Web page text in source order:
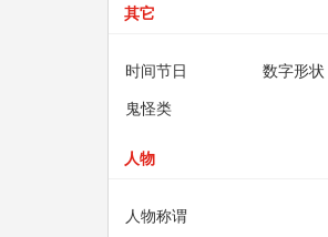
其它
时间节日 数字形状
鬼怪类
人物
人物称谓